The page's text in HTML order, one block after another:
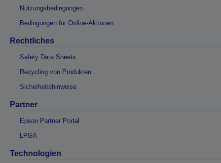
Nutzungsbedingungen
Bedingungen für Online-Aktionen
Rechtliches
Safety Data Sheets
Recycling von Produkten
Sicherheitshinweise
Partner
Epson Partner Portal
LPGA
Technologien